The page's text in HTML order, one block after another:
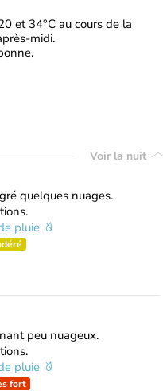
et 34°C au cours de la
midi.
Voir la nuit
quelques nuages.
pluie
peu nuageux.
pluie
fort